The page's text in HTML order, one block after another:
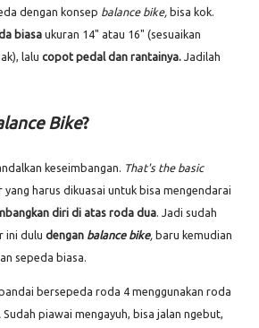
dengan konsep balance bike, bisa kok.
biasa ukuran 14" atau 16" (sesuaikan
lalu copot pedal dan rantainya. Jadilah
Bike?
keseimbangan. That's the basic
yang harus dikuasai untuk bisa mengendarai
diri di atas roda dua. Jadi sudah
ini dulu dengan balance bike, baru kemudian
sepeda biasa.
bersepeda roda 4 menggunakan roda
Sudah piawai mengayuh, bisa jalan ngebut,